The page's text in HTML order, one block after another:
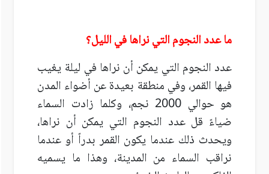
ما عدد النجوم التي نراها في الليل؟
عدد النجوم التي يمكن أن نراها في ليلة يغيب
فيها القمر، وفي منطقة بعيدة عن أضواء المدن
هو حوالي 2000 نجم، وكلما زادت السماء
ضياءً قل عدد النجوم التي يمكن أن نراها،
ويحدث ذلك عندما يكون القمر بدراً أو عندما
نراقب السماء من المدينة، وهذا ما يسميه